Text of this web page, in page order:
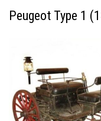
Peugeot Type 1